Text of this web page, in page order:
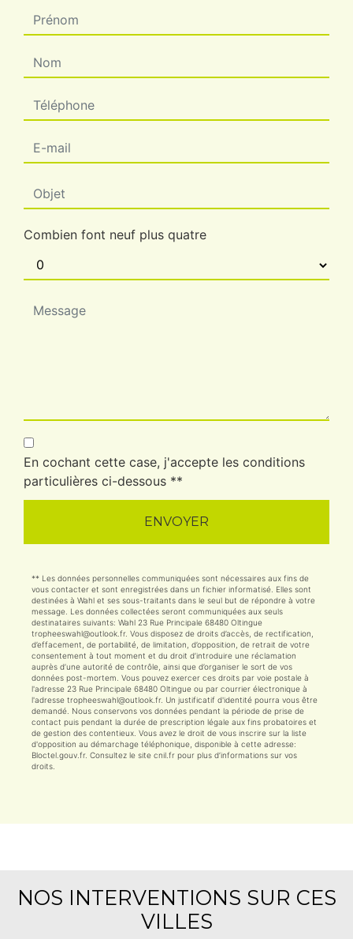
Combien font neuf plus quatre
En cochant cette case, j'accepte les conditions
particulières ci-dessous **
ENVOYER
** Les données personnelles communiquées sont nécessaires aux fins de
vous contacter et sont enregistrées dans un fichier informatisé. Elles sont
destinées à Wahl et ses sous-traitants dans le seul but de répondre à votre
message. Les données collectées seront communiquées aux seuls
destinataires suivants: Wahl 23 Rue Principale 68480 Oltingue
tropheeswahl@outlook.fr. Vous disposez de droits d’accès, de rectification,
d’effacement, de portabilité, de limitation, d’opposition, de retrait de votre
consentement à tout moment et du droit d’introduire une réclamation
auprès d’une autorité de contrôle, ainsi que d’organiser le sort de vos
données post-mortem. Vous pouvez exercer ces droits par voie postale à
l'adresse 23 Rue Principale 68480 Oltingue ou par courrier électronique à
l'adresse tropheeswahl@outlook.fr. Un justificatif d'identité pourra vous être
demandé. Nous conservons vos données pendant la période de prise de
contact puis pendant la durée de prescription légale aux fins probatoires et
de gestion des contentieux. Vous avez le droit de vous inscrire sur la liste
d'opposition au démarchage téléphonique, disponible à cette adresse:
Bloctel.gouv.fr. Consultez le site cnil.fr pour plus d’informations sur vos
droits.
NOS INTERVENTIONS SUR CES
VILLES